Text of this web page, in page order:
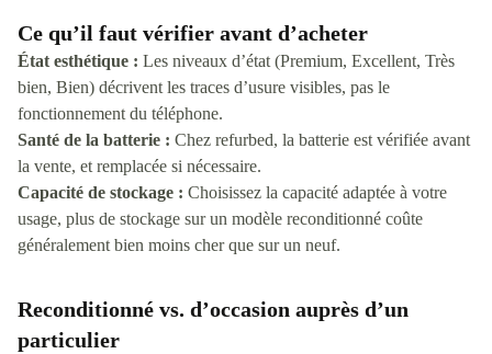
Ce qu’il faut vérifier avant d’acheter
État esthétique : Les niveaux d’état (Premium, Excellent, Très
bien, Bien) décrivent les traces d’usure visibles, pas le
fonctionnement du téléphone.
Santé de la batterie : Chez refurbed, la batterie est vérifiée avant
la vente, et remplacée si nécessaire.
Capacité de stockage : Choisissez la capacité adaptée à votre
usage, plus de stockage sur un modèle reconditionné coûte
généralement bien moins cher que sur un neuf.
Reconditionné vs. d’occasion auprès d’un
particulier